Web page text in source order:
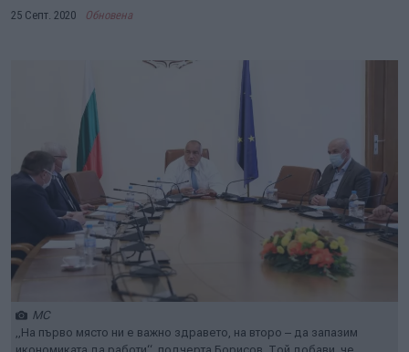
25 Септ. 2020 Обновена
МС
„На първо място ни е важно здравето, на второ – да запазим